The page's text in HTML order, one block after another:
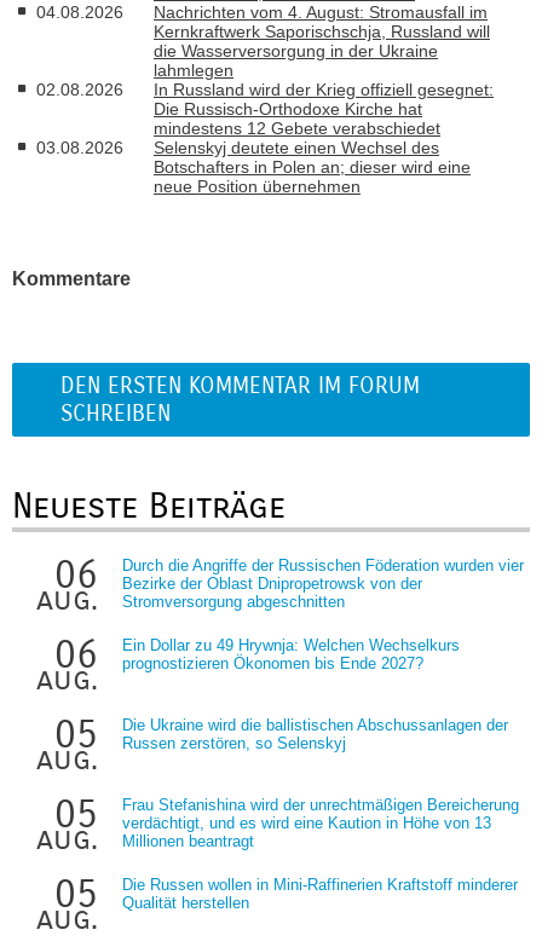
04.08.2026
Nachrichten vom 4. August: Stromausfall im
Kernkraftwerk Saporischschja, Russland will
die Wasserversorgung in der Ukraine
lahmlegen
02.08.2026
In Russland wird der Krieg offiziell gesegnet:
Die Russisch-Orthodoxe Kirche hat
mindestens 12 Gebete verabschiedet
03.08.2026
Selenskyj deutete einen Wechsel des
Botschafters in Polen an; dieser wird eine
neue Position übernehmen
Kommentare
DEN ERSTEN KOMMENTAR IM FORUM
SCHREIBEN
Neueste Beiträge
06
aug.
Durch die Angriffe der Russischen Föderation wurden vier
Bezirke der Oblast Dnipropetrowsk von der
Stromversorgung abgeschnitten
06
aug.
Ein Dollar zu 49 Hrywnja: Welchen Wechselkurs
prognostizieren Ökonomen bis Ende 2027?
05
aug.
Die Ukraine wird die ballistischen Abschussanlagen der
Russen zerstören, so Selenskyj
05
aug.
Frau Stefanishina wird der unrechtmäßigen Bereicherung
verdächtigt, und es wird eine Kaution in Höhe von 13
Millionen beantragt
05
aug.
Die Russen wollen in Mini-Raffinerien Kraftstoff minderer
Qualität herstellen